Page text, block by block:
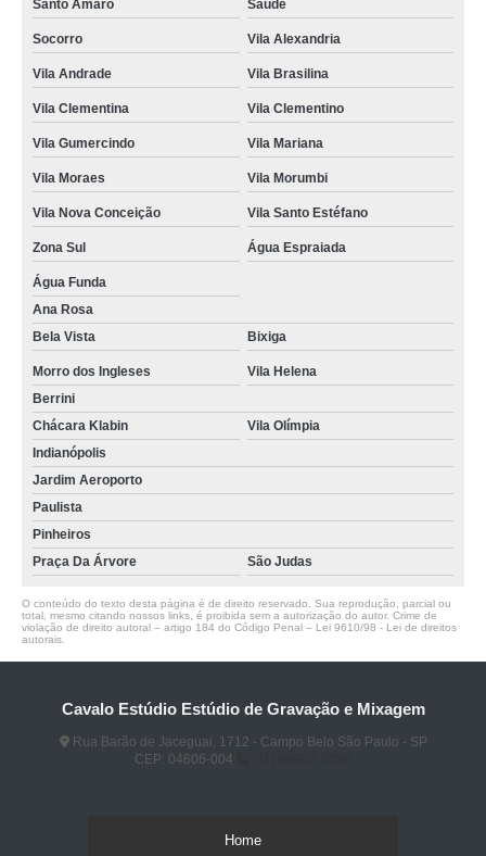
Santo Amaro Saúde
Socorro Vila Alexandria
Vila Andrade Vila Brasilina
Vila Clementina Vila Clementino
Vila Gumercindo Vila Mariana
Vila Moraes Vila Morumbi
Vila Nova Conceição Vila Santo Estéfano
Zona Sul Água Espraiada
Água Funda
Ana Rosa
Bela Vista
Bixiga
Morro dos Ingleses
Vila Helena
Berrini
Chácara Klabin
Vila Olímpia
Indianópolis
Jardim Aeroporto
Paulista
Pinheiros
Praça Da Árvore
São Judas
O conteúdo do texto desta página é de direito reservado. Sua reprodução, parcial ou
total, mesmo citando nossos links, é proibida sem a autorização do autor. Crime de
violação de direito autoral – artigo 184 do Código Penal – Lei 9610/98 - Lei de direitos
autorais
Cavalo Estúdio Estúdio de Gravação e Mixagem
Rua Barão de Jaceguai, 1712 - Campo Belo São Paulo - SP
CEP: 04606-004
Home